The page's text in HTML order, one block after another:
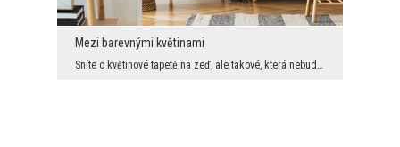
Mezi barevnými květinami
Sníte o květinové tapetě na zeď, ale takové, která nebude dominovat prostoru a příliš rychle neom...